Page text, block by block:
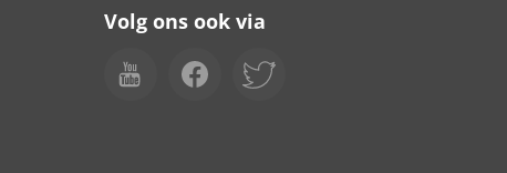
Volg ons ook via